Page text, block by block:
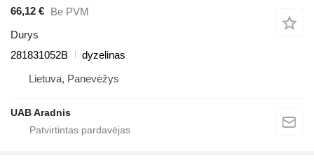
66,12 € Be PVM
Durys
281831052B
dyzelinas
Lietuva, Panevėžys
UAB Aradnis